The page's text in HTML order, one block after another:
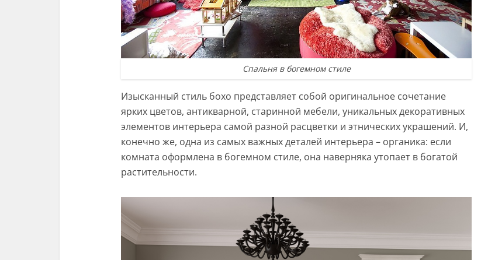
Спальня в богемном стиле
Изысканный стиль бохо представляет собой оригинальное сочетание
ярких цветов, антикварной, старинной мебели, уникальных декоративных
элементов интерьера самой разной расцветки и этнических украшений. И,
конечно же, одна из самых важных деталей интерьера – органика: если
комната оформлена в богемном стиле, она наверняка утопает в богатой
растительности.